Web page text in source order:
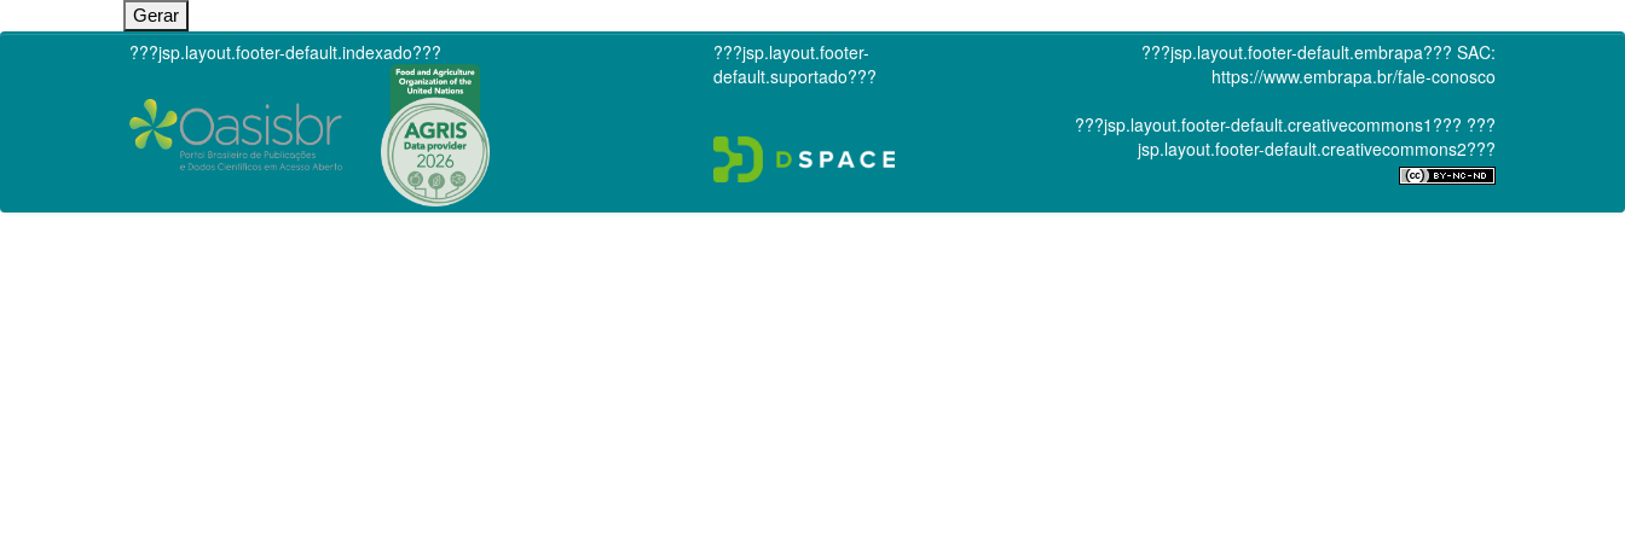
???jsp.layout.footer-default.indexado???
???jsp.layout.footer-
default.suportado???
???jsp.layout.footer-default.embrapa??? SAC:
https://www.embrapa.br/fale-conosco
???jsp.layout.footer-default.creativecommons1??? ???
jsp.layout.footer-default.creativecommons2???